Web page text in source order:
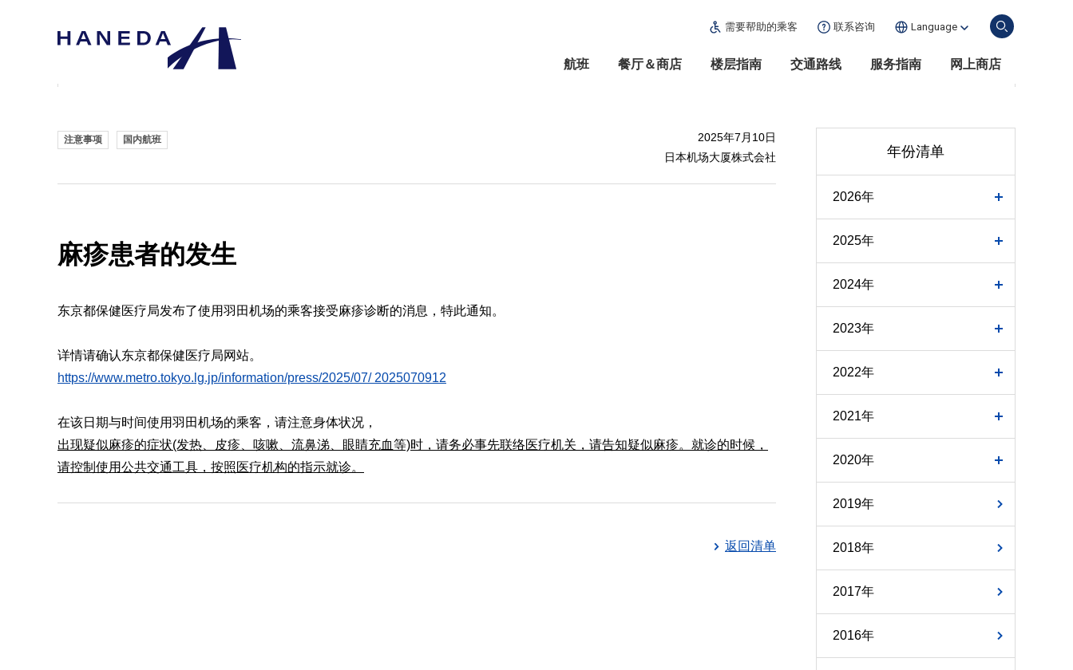
航班 餐厅＆商店 楼层指南 交通路线 服务指南 网上商店
需要帮助的乘客 联系咨询 Language
注意事项 国内航班
2025年7月10日
日本机场大厦株式会社
麻疹患者的发生
东京都保健医疗局发布了使用羽田机场的乘客接受麻疹诊断的消息，特此通知。
详情请确认东京都保健医疗局网站。
https://www.metro.tokyo.lg.jp/information/press/2025/07/ 2025070912
在该日期与时间使用羽田机场的乘客，请注意身体状况，
出现疑似麻疹的症状(发热、皮疹、咳嗽、流鼻涕、眼睛充血等)时，请务必事先联络医疗机关， 请告知疑似麻疹。就诊的时候，
请控制使用公共交通工具，按照医疗机构的指示就诊。
返回清单
年份清单
2026年
2025年
2024年
2023年
2022年
2021年
2020年
2019年
2018年
2017年
2016年